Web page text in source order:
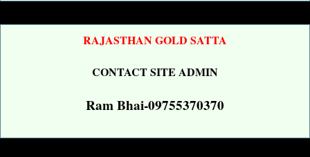
RAJASTHAN GOLD SATTA
CONTACT SITE ADMIN
Ram Bhai-09755370370